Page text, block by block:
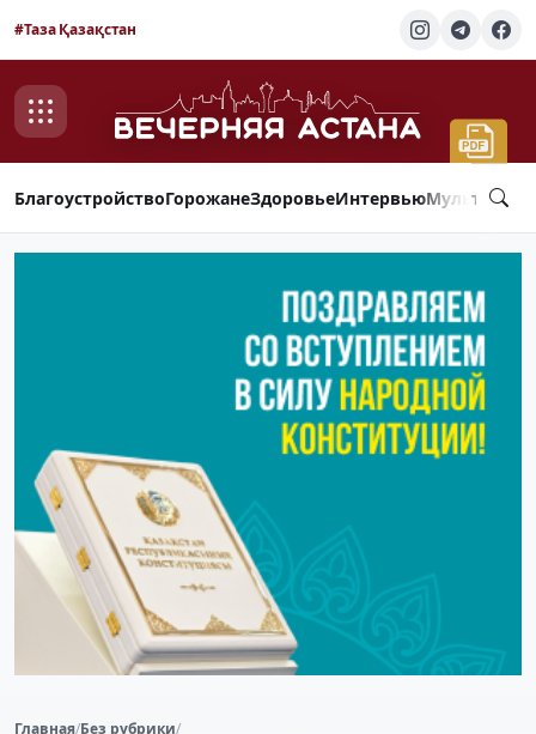
#Таза Қазақстан
БлагоустройствоГорожанеЗдоровьеИнтервью
Главная/Без рубрики/